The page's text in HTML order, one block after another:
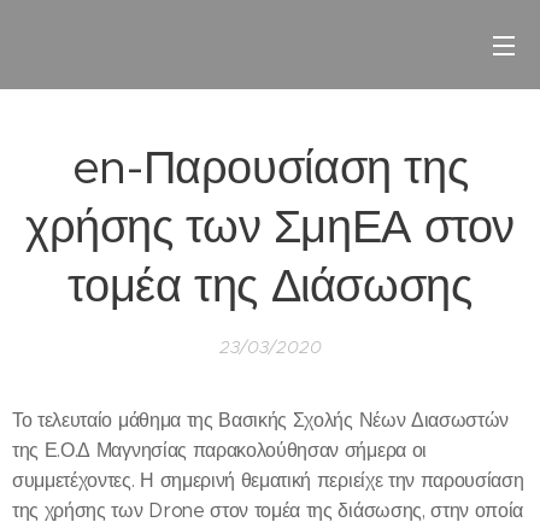
en-Παρουσίαση της
χρήσης των ΣμηΕΑ στον
τομέα της Διάσωσης
23/03/2020
Το τελευταίο μάθημα της Βασικής Σχολής Νέων Διασωστών
της Ε.Ο.Δ Μαγνησίας παρακολούθησαν σήμερα οι
συμμετέχοντες. Η σημερινή θεματική περιείχε την παρουσίαση
της χρήσης των Drone στον τομέα της διάσωσης, στην οποία